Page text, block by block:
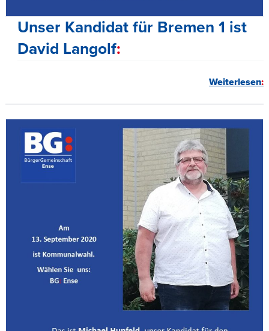
Unser Kandidat für Bremen 1 ist
David Langolf
Weiterlesen